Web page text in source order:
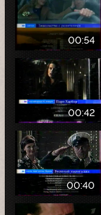
00:54
00:42
00:40